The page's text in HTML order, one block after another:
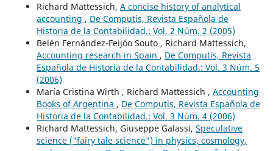
Richard Mattessich, A concise history of analytical
accounting , De Computis, Revista Española de
Historia de la Contabilidad.: Vol. 2 Núm. 2 (2005)
Belén Fernández-Feijóo Souto , Richard Mattessich,
Accounting research in Spain , De Computis, Revista
Española de Historia de la Contabilidad.: Vol. 3 Núm. 5
(2006)
María Cristina Wirth , Richard Mattessich , Accounting
Books of Argentina , De Computis, Revista Española de
Historia de la Contabilidad.: Vol. 3 Núm. 4 (2006)
Richard Mattessich, Giuseppe Galassi, Speculative
science ("fairy tale science") in physics, cosmology,